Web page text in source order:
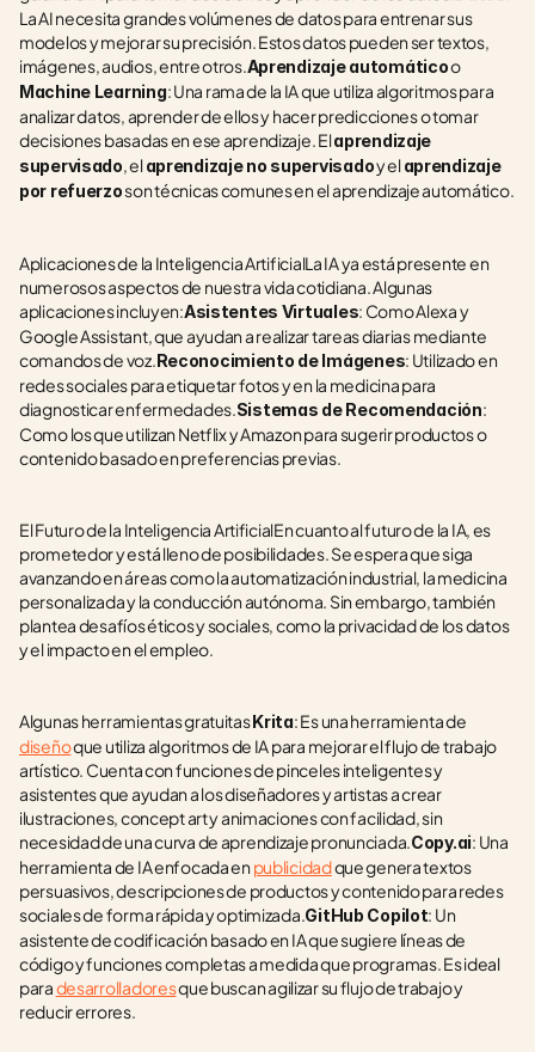
La AI necesita grandes volúmenes de datos para entrenar sus
modelos y mejorar su precisión. Estos datos pueden ser textos,
imágenes, audios, entre otros.Aprendizaje automático o
Machine Learning: Una rama de la IA que utiliza algoritmos para
analizar datos, aprender de ellos y hacer predicciones o tomar
decisiones basadas en ese aprendizaje. El aprendizaje
supervisado, el aprendizaje no supervisado y el aprendizaje
por refuerzo son técnicas comunes en el aprendizaje automático.
Aplicaciones de la Inteligencia ArtificialLa IA ya está presente en
numerosos aspectos de nuestra vida cotidiana. Algunas
aplicaciones incluyen:Asistentes Virtuales: Como Alexa y
Google Assistant, que ayudan a realizar tareas diarias mediante
comandos de voz.Reconocimiento de Imágenes: Utilizado en
redes sociales para etiquetar fotos y en la medicina para
diagnosticar enfermedades.Sistemas de Recomendación:
Como los que utilizan Netflix y Amazon para sugerir productos o
contenido basado en preferencias previas.
El Futuro de la Inteligencia ArtificialEn cuanto al futuro de la IA, es
prometedor y está lleno de posibilidades. Se espera que siga
avanzando en áreas como la automatización industrial, la medicina
personalizada y la conducción autónoma. Sin embargo, también
plantea desafíos éticos y sociales, como la privacidad de los datos
y el impacto en el empleo.
Algunas herramientas gratuitas Krita
diseño que utiliza algoritmos de IA para mejorar el flujo de trabajo
artístico. Cuenta con funciones de pinceles inteligentes y
asistentes que ayudan a los diseñadores y artistas a crear
ilustraciones, concept art y animaciones con facilidad, sin
necesidad de una curva de aprendizaje pronunciada.Copy.ai: Una
herramienta de IA enfocada en publicidad que genera textos
persuasivos, descripciones de productos y contenido para redes
sociales de forma rápida y optimizada.GitHub Copilot: Un
asistente de codificación basado en IA que sugiere líneas de
código y funciones completas a medida que programas. Es ideal
para desarrolladores que buscan agilizar su flujo de trabajo y
reducir errores.